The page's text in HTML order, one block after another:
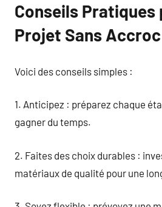
Conseils Pratiques
Projet Sans Accroc
Voici des conseils simples :
1. Anticipez : préparez chaque
gagner du temps.
2. Faites des choix durables :
matériaux de qualité pour une